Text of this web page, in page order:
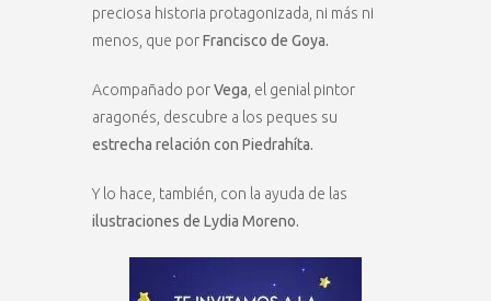
preciosa historia protagonizada, ni más ni
menos, que porFrancisco de Goya.
Acompañado porVega , el genial pintor
aragonés, descubre a los peques su
estrecha relación con Piedrahíta.
Y lo hace, también, con la ayuda de las
ilustraciones de Lydia Moreno.